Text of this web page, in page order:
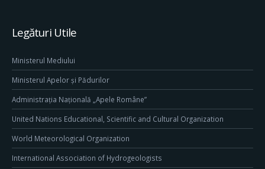
Legături Utile
Ministerul Mediului
Ministerul Apelor și Pădurilor
Administrația Națională „Apele Române”
United Nations Educational, Scientific and Cultural Organization
World Meteorological Organization
International Association of Hydrogeologists